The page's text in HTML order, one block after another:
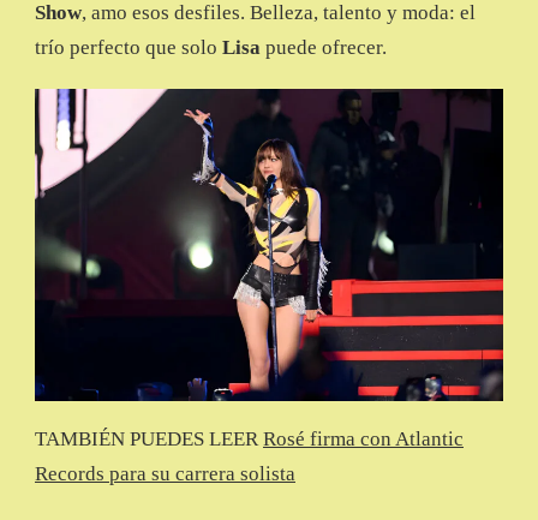
Show, amo esos desfiles. Belleza, talento y moda: el
trío perfecto que solo Lisa puede ofrecer.
TAMBIÉN PUEDES LEERRosé firma con Atlantic
Records para su carrera solista